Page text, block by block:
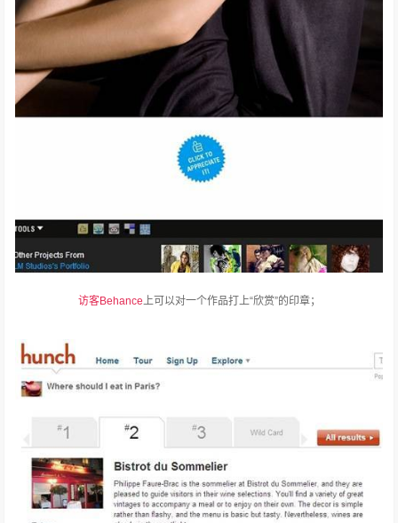
访客Behance 上可以对一个作品打上“欣赏”的印章；